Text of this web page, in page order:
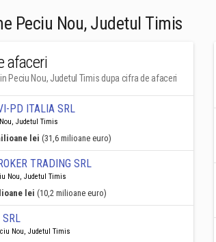
Peciu Nou, Judetul Timis
afaceri
Peciu Nou, Judetul Timis dupa cifra de afaceri
PD ITALIA SRL
Judetul Timis
lei (31,6 milioane euro)
TRADING SRL
Nou, Judetul Timis
lei (10,2 milioane euro)
SRL
Nou, Judetul Timis